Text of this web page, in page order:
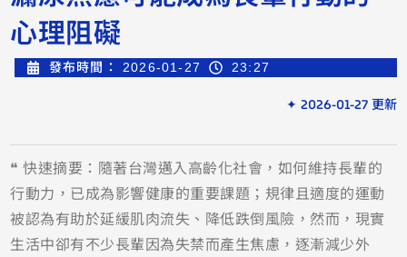
心理阻礙
發布時間： 2026-01-27 23:27
✦ 2026-01-27 更新
❝ 快速摘要：隨著台灣邁入高齡化社會，如何維持長輩的
行動力，已成為影響健康的重要課題；規律且適度的運動
被認為有助於延緩肌肉流失、降低跌倒風險，然而，現實
生活中卻有不少長輩因為失禁而產生焦慮，逐漸減少外